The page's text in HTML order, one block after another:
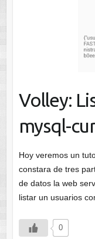
Volley:
mysql-
Hoy veremos un
constara de tres
de datos la web
listar un usuarios
0